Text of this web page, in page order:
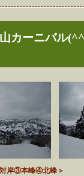
カーニバル
岸③本峰④北峰＞